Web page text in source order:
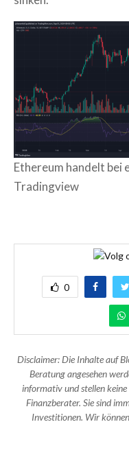
Ethereum handelt bei
Tradingview
0
Disclaimer: Die Inhalte auf
Beratung angesehen
informativ und stellen
Finanzberater. Sie sind
Investitionen. Wir